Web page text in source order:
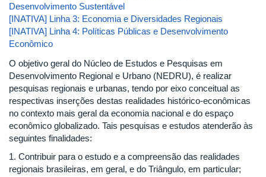
Desenvolvimento Sustentável
[INATIVA] Linha 3: Economia e Diversidades Regionais
[INATIVA] Linha 4: Políticas Públicas e Desenvolvimento
Econômico
O objetivo geral do Núcleo de Estudos e Pesquisas em
Desenvolvimento Regional e Urbano (NEDRU), é realizar
pesquisas regionais e urbanas, tendo por eixo conceitual as
respectivas inserções destas realidades histórico-econômicas
no contexto mais geral da economia nacional e do espaço
econômico globalizado. Tais pesquisas e estudos atenderão às
seguintes finalidades:
1. Contribuir para o estudo e a compreensão das realidades
regionais brasileiras, em geral, e do Triângulo, em particular;